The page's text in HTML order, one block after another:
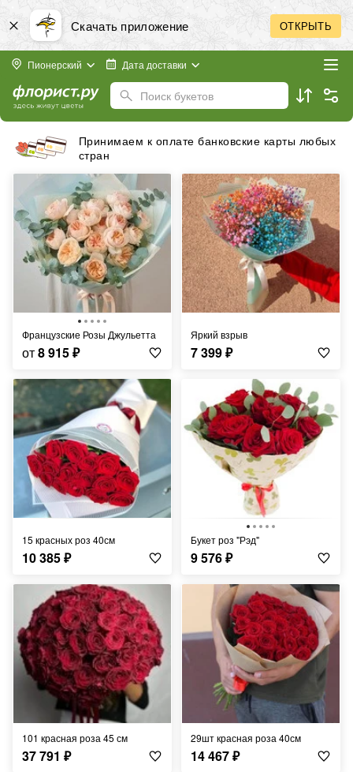
Скачать приложение ОТКРЫТЬ
Пионерский Дата доставки
Поиск букетов
Принимаем к оплате банковские карты любых
стран
Французские Розы Джульетта
от8 915₽
Яркий взрыв
7 399₽
15 красных роз 40см
10 385₽
Букет роз "Рэд"
9 576₽
101 красная роза 45 см
37 791 ₽
29шт красная роза 40см
14 467₽